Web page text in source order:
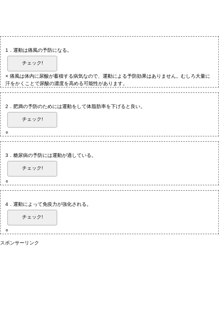
1．運動は痛風の予防になる。
チェック!
× 痛風は体内に尿酸が蓄積する病気なので、運動による予防効果はありません。むしろ大量に
汗をかくことで尿酸の濃度を高める可能性があります。
2．肥満の予防のためには運動をして体脂肪率を下げると良い。
チェック!
○
3．糖尿病の予防には運動が適している。
チェック!
○
4．運動によって免疫力が強化される。
チェック!
○
スポンサーリンク